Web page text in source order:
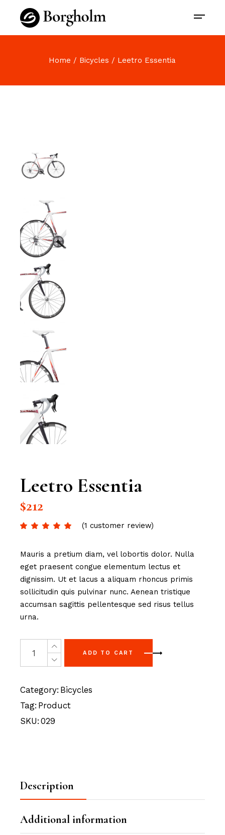
Home Bicycles Leetro Essentia
Leetro Essentia
$212
(1 customer review)
Mauris a pretium diam, vel lobortis dolor. Nulla
eget praesent congue elementum lectus et
dignissim. Ut et lacus a aliquam rhoncus primis
sollicitudin quis pulvinar nunc. Aenean tristique
accumsan sagittis pellentesque sed risus tellus
urna.
ADD TO CART
Category: Bicycles
Tag: Product
SKU: 029
Description
Additional information